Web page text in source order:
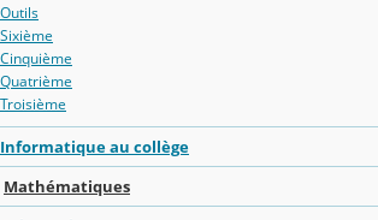
Outils
Sixième
Cinquième
Quatrième
Troisième
Informatique au collège
Mathématiques